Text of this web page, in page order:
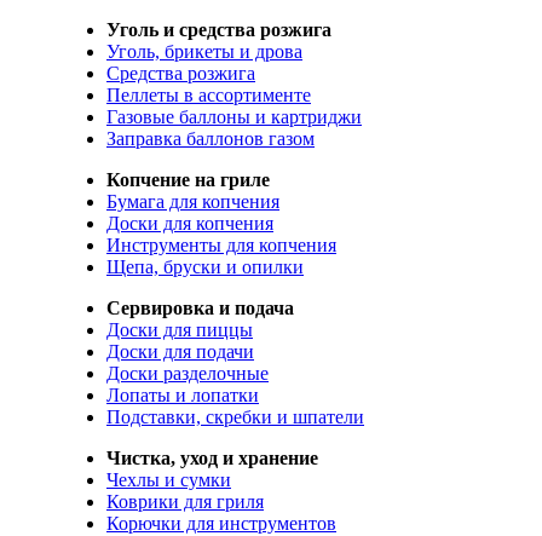
Уголь и средства розжига
Уголь, брикеты и дрова
Средства розжига
Пеллеты в ассортименте
Газовые баллоны и картриджи
Заправка баллонов газом
Копчение на гриле
Бумага для копчения
Доски для копчения
Инструменты для копчения
Щепа, бруски и опилки
Сервировка и подача
Доски для пиццы
Доски для подачи
Доски разделочные
Лопаты и лопатки
Подставки, скребки и шпатели
Чистка, уход и хранение
Чехлы и сумки
Коврики для гриля
Корючки для инструментов